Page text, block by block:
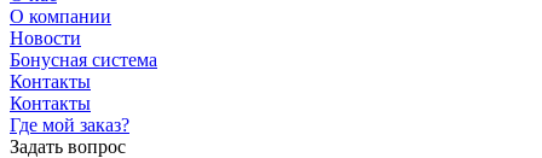
О компании
Новости
Бонусная система
Контакты
Контакты
Где мой заказ?
Задать вопрос